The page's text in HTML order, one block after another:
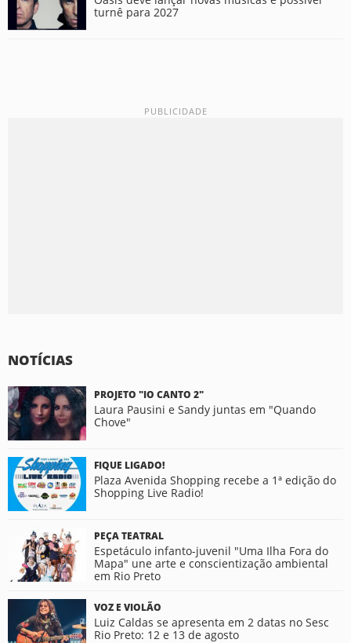
turnê para 2027
NOTÍCIAS
PROJETO "IO CANTO 2"
Laura Pausini e Sandy juntas em "Quando
Chove"
FIQUE LIGADO!
Plaza Avenida Shopping recebe a 1ª edição do
Shopping Live Radio!
PEÇA TEATRAL
Espetáculo infanto-juvenil "Uma Ilha Fora do
Mapa" une arte e conscientização ambiental
em Rio Preto
VOZ E VIOLÃO
Luiz Caldas se apresenta em 2 datas no Sesc
Rio Preto: 12 e 13 de agosto